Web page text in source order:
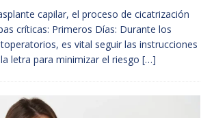
capilar, el proceso de cicatrización
críticas: Primeros Días: Durante los
es vital seguir las instrucciones
letra para minimizar el riesgo […]